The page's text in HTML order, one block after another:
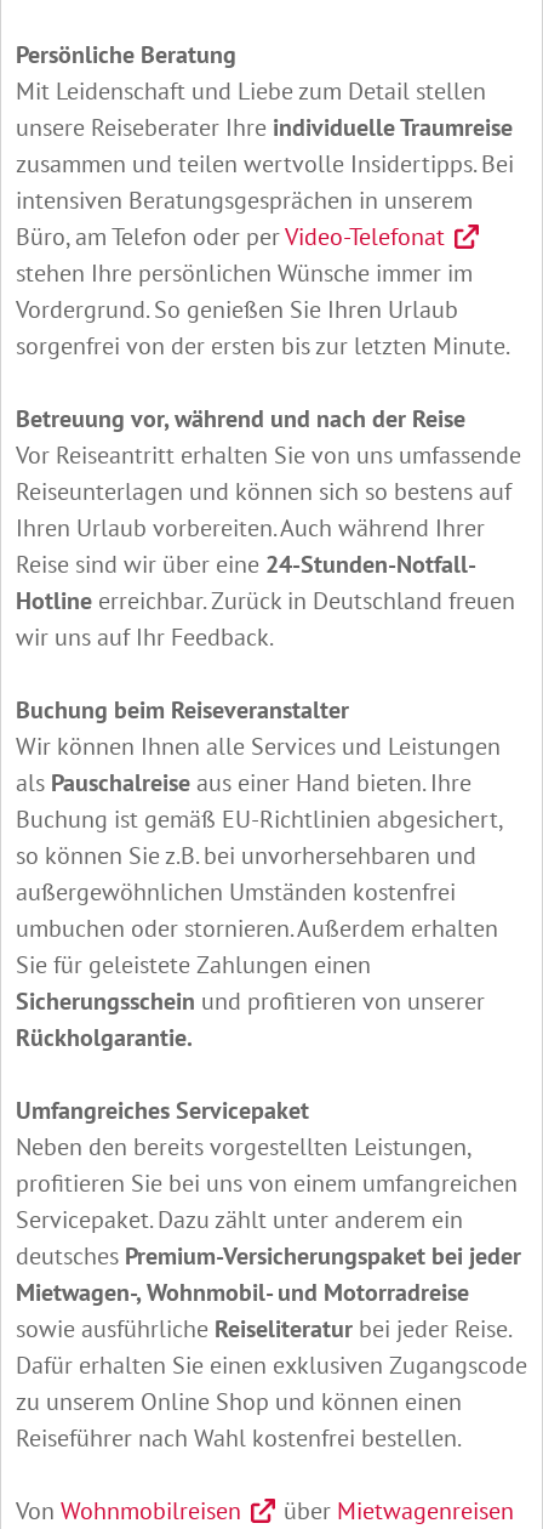
Persönliche Beratung
Mit Leidenschaft und Liebe zum Detail stellen
unsere Reiseberater Ihre individuelle Traumreise
zusammen und teilen wertvolle Insidertipps. Bei
intensiven Beratungsgesprächen in unserem
Büro, am Telefon oder perVideo-Telefonat
stehen Ihre persönlichen Wünsche immer im
Vordergrund. So genießen Sie Ihren Urlaub
sorgenfrei von der ersten bis zur letzten Minute.
Betreuung vor, während und nach der Reise
Vor Reiseantritt erhalten Sie von uns umfassende
Reiseunterlagen und können sich so bestens auf
Ihren Urlaub vorbereiten. Auch während Ihrer
Reise sind wir über eine 24-Stunden-Notfall-
Hotline erreichbar. Zurück in Deutschland freuen
wir uns auf Ihr Feedback.
Buchung beim Reiseveranstalter
Wir können Ihnen alle Services und Leistungen
als Pauschalreise aus einer Hand bieten. Ihre
Buchung ist gemäß EU-Richtlinien abgesichert,
so können Sie z.B. bei unvorhersehbaren und
außergewöhnlichen Umständen kostenfrei
umbuchen oder stornieren. Außerdem erhalten
Sie für geleistete Zahlungen einen
Sicherungsschein und profitieren von unserer
Rückholgarantie.
Umfangreiches Servicepaket
Neben den bereits vorgestellten Leistungen,
profitieren Sie bei uns von einem umfangreichen
Servicepaket. Dazu zählt unter anderem ein
deutsches Premium-Versicherungspaket bei jeder
Mietwagen-, Wohnmobil- und Motorradreise
sowie ausführliche Reiseliteratur bei jeder Reise.
Dafür erhalten Sie einen exklusiven Zugangscode
zu unserem Online Shop und können einen
Reiseführer nach Wahl kostenfrei bestellen.
Von Wohnmobilreisen über Mietwagenreisen